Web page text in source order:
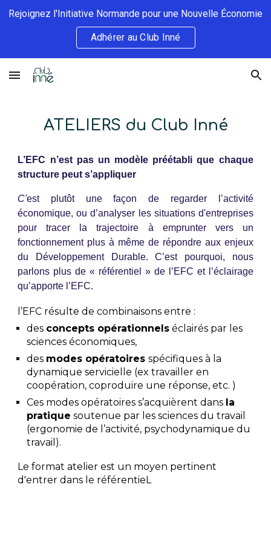
Skip to main content
Rejoignez l'Initiative Normande pour une Nouvelle Économie
Adhérer au Club Inné
ATELIERS du Club Inné
L’EFC n’est pas un modèle préétabli que chaque
structure peut s’appliquer
C'est plutôt une façon de regarder l’activité
économique, ou d’analyser les situations d'entreprises
pour tracer la trajectoire à emprunter vers un
fonctionnement plus à même de répondre aux enjeux
du Développement Durable. C’est pourquoi, nous
parlons plus de « référentiel » de l’EFC et l’éclairage
qu’apporte l’EFC.
l’EFC résulte de combinaisons entre :
des concepts opérationnels éclairés par les
sciences économiques,
des modes opératoiresspécifiques à la
dynamique servicielle (ex travailler en
coopération, coproduire une réponse, etc. )
Ces modes opératoires s’acquièrent dans la
pratique soutenue par les sciences du travail
(ergonomie de l’activité, psychodynamique du
travail).
Le format atelier est un moyen pertinent
d'entrer dans le référentieL